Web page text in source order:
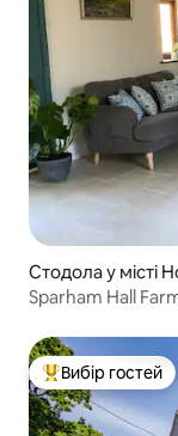
Стодола у місті
Sparham Hall
Топ вибір гостей
Вибір гостей